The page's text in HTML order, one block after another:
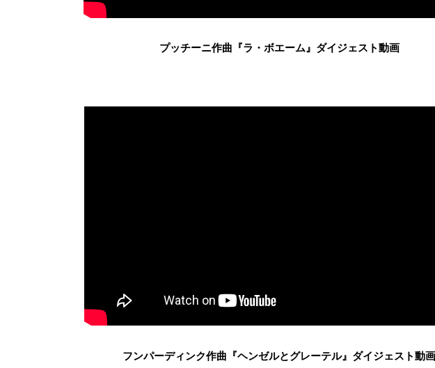
プッチーニ作曲『ラ・ボエーム』ダイジェスト動画
フンパーディンク作曲『ヘンゼルとグレーテル』ダイジェスト動画